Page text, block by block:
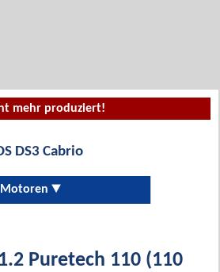
mehr produziert!
DS3 Cabrio
Motoren
Puretech 110 (110